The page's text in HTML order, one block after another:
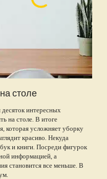
столе
интересных
на столе. В итоге
которая усложняет уборку
красиво. Некуда
и книги. Посреди фигурок
информацией, а
становится все меньше. В